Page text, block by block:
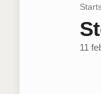
11